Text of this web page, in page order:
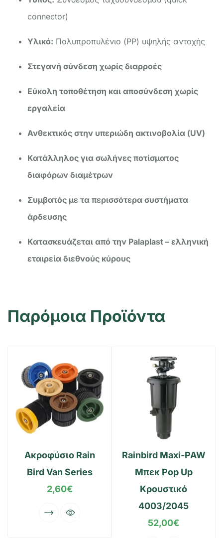
connector)
Υλικό: Πολυπροπυλένιο (PP) υψηλής αντοχής
Στεγανή σύνδεση χωρίς διαρροές
Εύκολη τοποθέτηση και αποσύνδεση χωρίς
εργαλεία
Ανθεκτικός στην υπεριώδη ακτινοβολία (UV)
Κατάλληλος για σωλήνες ποτίσματος
διαφόρων διαμέτρων
Συμβατός με τα περισσότερα συστήματα
άρδευσης
Κατασκευάζεται από την Palaplast – ελληνική
εταιρεία διεθνούς κύρους
Παρόμοια Προϊόντα
Ακροφύσιο Rain
Bird Van Series
2,60€
Rainbird Maxi-PAW
Μπεκ Pop Up
Κρουστικό
4003/2045
52,00€